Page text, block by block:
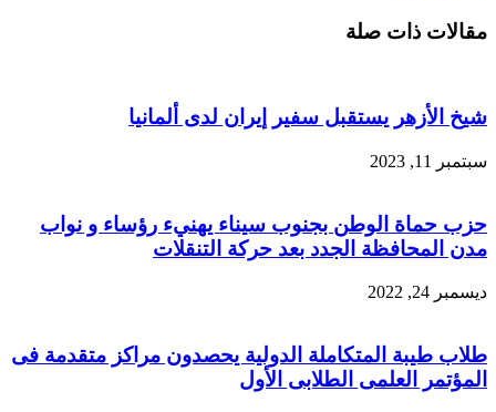
البريد
مقالات ذات صلة
شيخ الأزهر يستقبل سفير إيران لدى ألمانيا
سبتمبر 11, 2023
حزب حماة الوطن بجنوب سيناء يهنيء رؤساء و نواب
مدن المحافظة الجدد بعد حركة التنقلات
ديسمبر 24, 2022
طلاب طيبة المتكاملة الدولية يحصدون مراكز متقدمة فى
المؤتمر العلمى الطلابى الأول